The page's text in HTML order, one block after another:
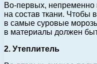
Во-первых, непременно
на состав ткани. Чтобы
в самые суровые
в материалы должен
2. Утеплитель